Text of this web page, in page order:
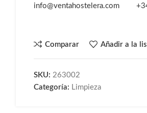
info@ventahostelera.com
Comparar Añadir a la
SKU: 263002
Categoría: Limpieza